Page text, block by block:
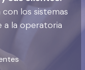
los sistemas
a la operatoria